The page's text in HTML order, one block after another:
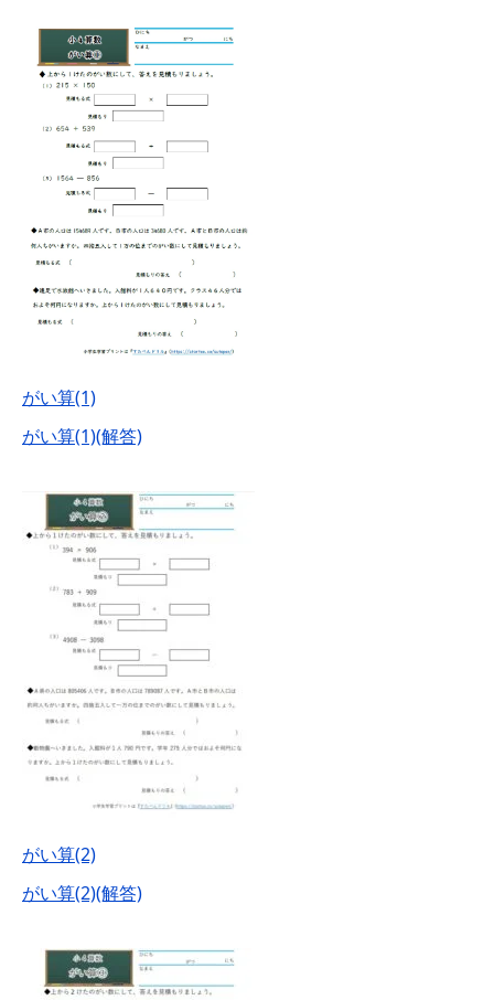
がい算(1)
がい算(1)(解答)
がい算(2)
がい算(2)(解答)